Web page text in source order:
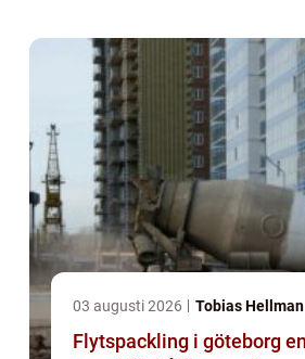
03 augusti 2026 Tobias Hellman
Flytspackling i göteborg en stabil